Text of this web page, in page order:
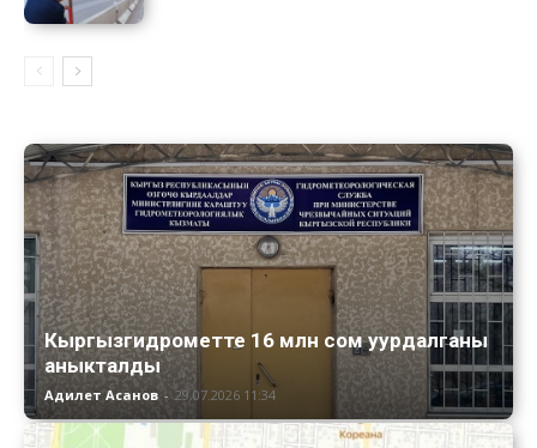
Кыргызгидрометте 16 млн сом уурдалганы
аныкталды
Адилет Асанов - 29.07.2026 11:34